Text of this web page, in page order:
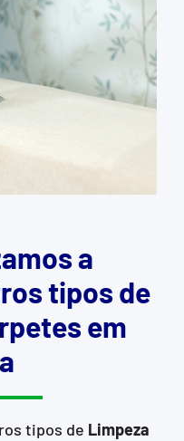
a
tipos de
em
tipos de Limpeza